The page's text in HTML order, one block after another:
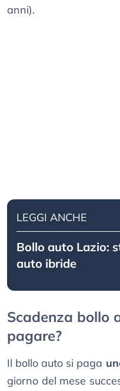
anni).
LEGGI ANCHE
Bollo auto Lazio:
auto ibride
Scadenza bollo
pagare?
Il bollo auto si paga
giorno del mese